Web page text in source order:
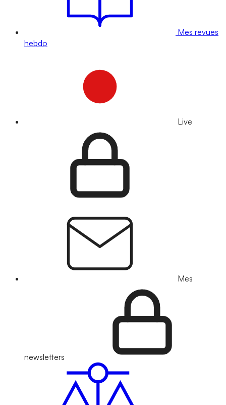
Mes revues
hebdo
Live
Mes
newsletters